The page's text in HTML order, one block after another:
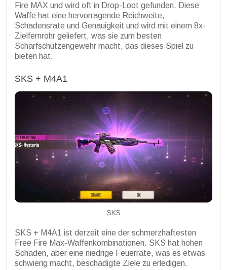
Fire MAX und wird oft in Drop-Loot gefunden. Diese
Waffe hat eine hervorragende Reichweite,
Schadensrate und Genauigkeit und wird mit einem 8x-
Zielfernrohr geliefert, was sie zum besten
Scharfschützengewehr macht, das dieses Spiel zu
bieten hat.
SKS + M4A1
SKS
SKS + M4A1 ist derzeit eine der schmerzhaftesten
Free Fire Max-Waffenkombinationen. SKS hat hohen
Schaden, aber eine niedrige Feuerrate, was es etwas
schwierig macht, beschädigte Ziele zu erledigen.